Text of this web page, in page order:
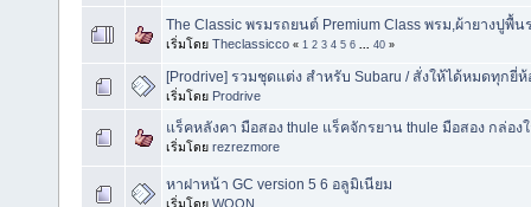
The Classic พรมรถยนต์ Premium Class พรม,ผ้ายางปูพื้
เริ่มโดย Theclassicco « 1 2 3 4 5 6 40 »
[Prodrive] รวมชุดแต่ง สำหรับ Subaru / สั่งให้ได้หมดทุกยี่
เริ่มโดย Prodrive
แร็คหลังคา มือสอง thule แร็คจักรยาน thule มือสอง กล่อง
เริ่มโดย rezrezmore
หาฝาหน้า GC version 5 6 อลูมิเนียม
เริ่มโดย WOON